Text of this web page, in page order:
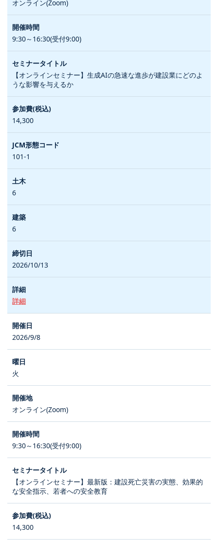
オンライン(Zoom)
9:30～16:30(受付9:00)
【オンラインセミナー】生成AIの急速な進歩が建設業にどのよ
うな影響を与えるか
14,300
101-1
6
6
2026/10/13
詳細
2026/9/8
火
オンライン(Zoom)
9:30～16:30(受付9:00)
【オンラインセミナー】最新版：建設死亡災害の実態、効果的
な安全指示、若者への安全教育
14,300